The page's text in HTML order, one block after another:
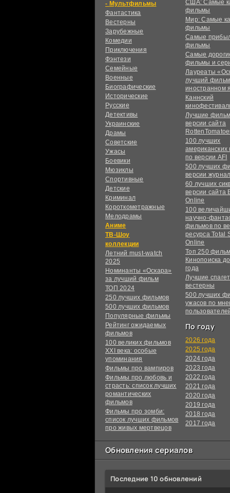
Мультфильмы
Фантастика
Вестерны
Зарубежные
Комедии
Приключения
Фэнтези
Семейные
Военные
Биографические
Исторические
Русские
Детективы
Украинские
Драмы
Советские
Ужасы
Боевики
Мюзиклы
Спортивные
Детские
Криминал
Короткометражные
Мелодрамы
Аниме
ТВ-Шоу
коллекции
Летний must-watch
2025
Номинанты «Оскара»
за лучший фильм
ТОП 2024
250 лучших фильмов
500 лучших фильмов
Популярные фильмы
Рейтинг ожидаемых
фильмов
100 великих фильмов
XXI века: особые
упоминания
Фильмы про вампиров
Фильмы про любовь и
страсть: список лучших
романтических
фильмов
Фильмы про зомби:
список лучших фильмов
про живых мертвецов
США: Самые
фильмы
Мир: Самые
фильмы
Самые
фильмы
Самые
фильмы и
Лауреаты
лучший
иностранном
Каннский
Лучшие
версии сайта
100 лучших
американских
по версии AFI
500 лучших
версии
60 лучших
версии сайта
Online
100
научно-
фильмов по
ресурса Total
Online
Топ 250
Кинопоиска
года
Лучшие
вестерны
500 лучших
ужасов по
По году
2026 года
2025 года
2024 года
2023 года
2022 года
2021 года
2020 года
2019 года
2018 года
2017 года
Обновления сериалов
Последние 10 обновлений